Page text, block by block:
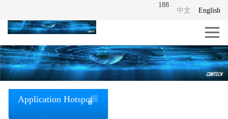
English
中文
188
Application Hotspot